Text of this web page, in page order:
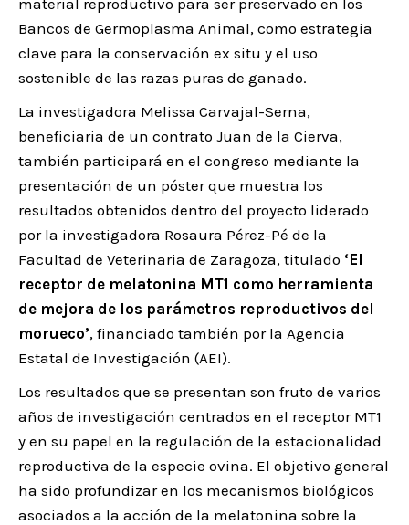
Bancos de Germoplasma Animal, como estrategia
clave para la conservación ex situ y el uso
sostenible de las razas puras de ganado.
La investigadora Melissa Carvajal-Serna,
beneficiaria de un contrato Juan de la Cierva,
también participará en el congreso mediante la
presentación de un póster que muestra los
resultados obtenidos dentro del proyecto liderado
por la investigadora Rosaura Pérez-Pé de la
Facultad de Veterinaria de Zaragoza, titulado ‘El
receptor de melatonina MT1 como herramienta
de mejora de los parámetros reproductivos del
morueco’, financiado también por la Agencia
Estatal de Investigación (AEI).
Los resultados que se presentan son fruto de varios
años de investigación centrados en el receptor MT1
y en su papel en la regulación de la estacionalidad
reproductiva de la especie ovina. El objetivo general
ha sido profundizar en los mecanismos biológicos
asociados a la acción de la melatonina sobre la